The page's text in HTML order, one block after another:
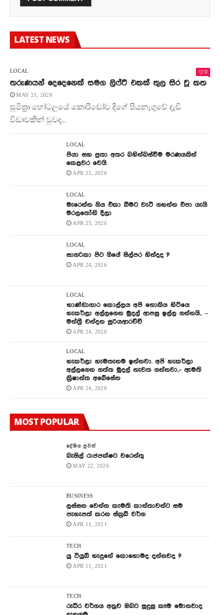
LATEST NEWS
LOCAL 0
තරුණයන් දෙදෙනෙක් සමග ලිෆ්ට් එකක් තුල සිර වූ කත
MAY 21, 2026
සුමිත්‍රා හෝටලයේ කොරිඩෝව දිගේ පියනැගුවේ දැඩි
විඩාවකින් වුවද...
LOCAL
පියා සහ පුතා අතර බහින්බස්වීම මරණයකින්
කෙළවර වෙයි
APR 25, 2026
LOCAL
මැරෙන්න ගිය එකා බිමට වැටී ගහන්න එපා යැයි
මරලතෝනි දීලා
APR 25, 2026
LOCAL
සාගරිකා පිට ගියේ සිල්පර හින්දද ?
APR 24, 2026
LOCAL
භාණ්ඩාගාර කොල්ලය අපි නොකිය හිටියෙ
හැකර්ලා අල්ලගෙන මුදල් ආපසු ඉල්ල ගන්නයි.. –
මන්ත්‍රී චන්දන සූරියආරච්චි
APR 24, 2026
LOCAL
හැකර්ලා හැමතැනම ඉන්නවා. අපි හැකර්ලා
අල්ලගෙන ගත්ත මුදල් නැවත ගන්නවා..- ඇමති
ක්‍රිෂාන්ත අබේසේන
APR 24, 2026
MOST POPULAR
දේශිය පුවත්
බැසිල් රාජපක්ෂට වරෙන්තු
MAY 22, 2026
BUSINESS
ලස්සන වෙන්න කැමති කාන්තාවන්ට සම
පැහැපත් කරන ස්ක්‍රබ් වර්ග
APR 11, 2021
TECH
යු ටියුබ් හැදුනේ කොහොමද දන්නවද ?
APR 11, 2021
TECH
රුධිර වර්ගය අනුව ඔබට සුදුසු කෑම මොනවාද